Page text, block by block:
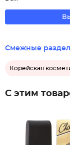
Смежные
Корейская
С этим